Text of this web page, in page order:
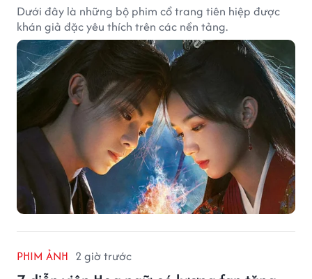
Dưới đây là những bộ phim cổ trang tiên hiệp được
khán giả đặc yêu thích trên các nền tảng.
PHIM ẢNH 2 giờ trước